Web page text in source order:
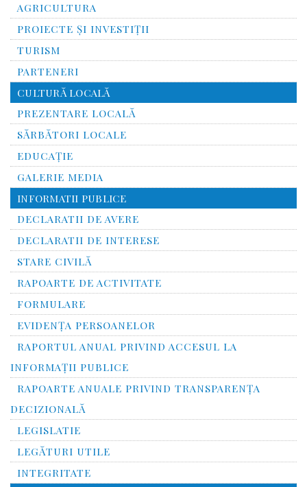
AGRICULTURA
PROIECTE ȘI INVESTIȚII
TURISM
PARTENERI
CULTURĂ LOCALĂ
PREZENTARE LOCALĂ
SĂRBĂTORI LOCALE
EDUCAȚIE
GALERIE MEDIA
INFORMATII PUBLICE
DECLARATII DE AVERE
DECLARATII DE INTERESE
STARE CIVILĂ
RAPOARTE DE ACTIVITATE
FORMULARE
EVIDENȚA PERSOANELOR
RAPORTUL ANUAL PRIVIND ACCESUL LA
INFORMAŢII PUBLICE
RAPOARTE ANUALE PRIVIND TRANSPARENŢA
DECIZIONALĂ
LEGISLATIE
LEGĂTURI UTILE
INTEGRITATE